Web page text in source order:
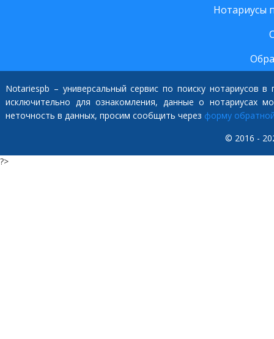
Нотариусы
Notariespb – универсальный сервис по поиску нотариусов
исключительно для ознакомления, данные о нотариусах
неточность в данных, просим сообщить через форму
© 2016 -
?>